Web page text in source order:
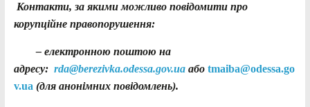
Контакти, за якими можливо повідомити про
корупційне правопорушення:
– електронною поштою на
адресу: rda@berezivka.odessa.gov.uaабо tmaiba@odessa.go
v.ua (для анонімних повідомлень).